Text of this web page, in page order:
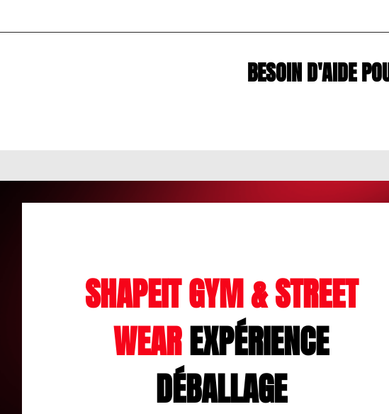
BESOIN D'AIDE
SHAPEIT GYM & STREET
WEAREXPÉRIENCE
DÉBALLAGE